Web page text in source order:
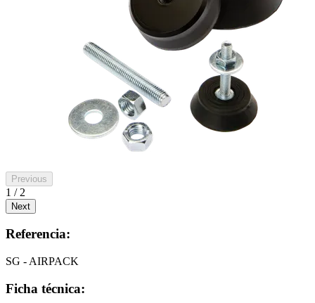
Previous
1 / 2
Next
Referencia:
SG - AIRPACK
Ficha técnica: